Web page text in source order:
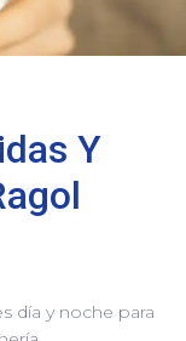
Y
día y noche para